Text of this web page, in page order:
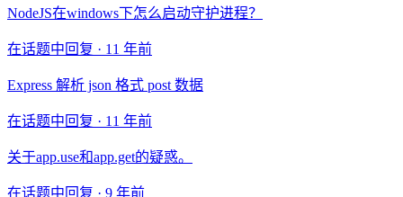
NodeJS在windows下怎么启动守护进程？
在话题中回复 · 11 年前
Express 解析 json 格式 post 数据
在话题中回复 · 11 年前
关于app.use和app.get的疑惑。
在话题中回复 · 9 年前